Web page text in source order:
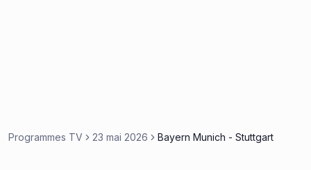
Programmes TV 23 mai 2026 Bayern Munich - Stuttgart